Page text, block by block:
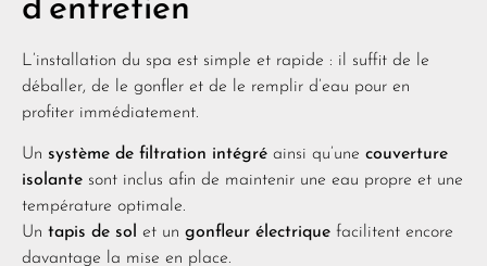
d’entretien
L’installation du spa est simple et rapide : il suffit de le
déballer, de le gonfler et de le remplir d’eau pour en
profiter immédiatement.
Un système de filtration intégré ainsi qu’une couverture
isolante sont inclus afin de maintenir une eau propre et une
température optimale.
Un tapis de sol et un gonfleur électrique facilitent encore
davantage la mise en place.